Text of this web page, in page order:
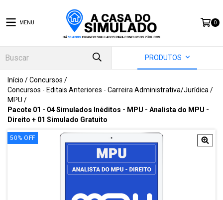
MENU 0
PRODUTOS
Início /Concursos /
Concursos - Editais Anteriores - Carreira Administrativa/Jurídica /
MPU /
Pacote 01 - 04 Simulados Inéditos - MPU - Analista do MPU -
Direito + 01 Simulado Gratuito
50% OFF